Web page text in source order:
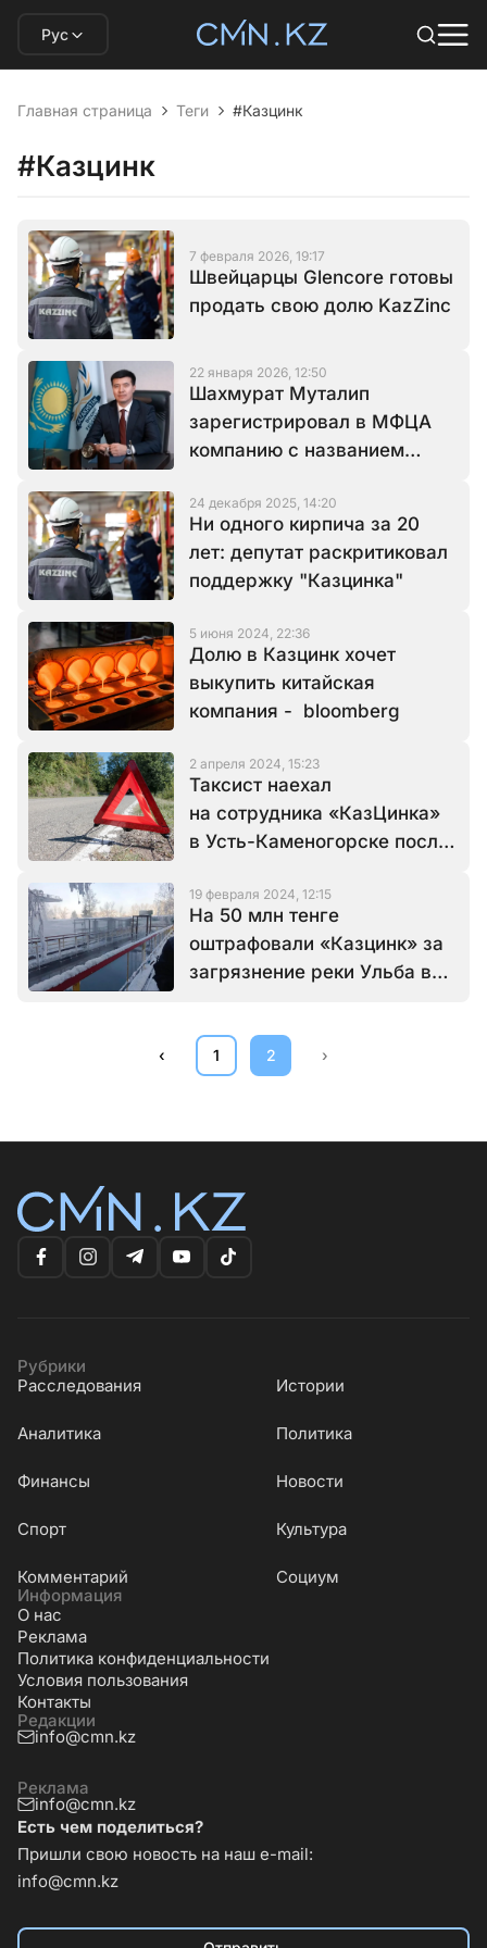
Рус
Главная страница Теги #Казцинк
#Казцинк
7 февраля 2026, 19:17
Швейцарцы Glencore готовы
продать свою долю KazZinc
22 января 2026, 12:50
Шахмурат Муталип
зарегистрировал в МФЦА
компанию с названием
24 декабря 2025, 14:20
Ни одного кирпича за 20
лет: депутат раскритиковал
поддержку "Казцинка"
5 июня 2024, 22:36
Долю в Казцинк хочет
выкупить китайская
компания - bloomberg
2 апреля 2024, 15:23
Таксист наехал
на сотрудника «КазЦинка»
в Усть-Каменогорске после
19 февраля 2024, 12:15
На 50 млн тенге
оштрафовали «Казцинк» за
загрязнение реки Ульба в
‹ 1 2 ›
Рубрики
Расследования
Истории
Аналитика Политика
Финансы Новости
Cпорт Культура
Комментарий
Социум
Информация
О нас
Реклама
Политика конфиденциальности
Условия пользования
Контакты
Редакции
info@cmn.kz
Реклама
info@cmn.kz
Есть чем поделиться?
Пришли свою новость на наш e-mail:
info@cmn.kz